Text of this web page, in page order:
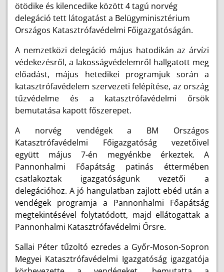
ötödike és kilencedike között 4 tagú norvég
delegáció tett látogatást a Belügyminisztérium
Országos Katasztrófavédelmi Főigazgatóságán.
A nemzetközi delegáció május hatodikán az árvízi
védekezésről, a lakosságvédelemről hallgatott meg
előadást, május hetedikei programjuk során a
katasztrófavédelem szervezeti felépítése, az ország
tűzvédelme és a katasztrófavédelmi őrsök
bemutatása kapott főszerepet.
A norvég vendégek a BM Országos
Katasztrófavédelmi Főigazgatóság vezetőivel
együtt május 7-én megyénkbe érkeztek. A
Pannonhalmi Főapátság patinás éttermében
csatlakoztak igazgatóságunk vezetői a
delegációhoz. A jó hangulatban zajlott ebéd után a
vendégek programja a Pannonhalmi Főapátság
megtekintésével folytatódott, majd ellátogattak a
Pannonhalmi Katasztrófavédelmi Őrsre.
Sallai Péter tűzoltó ezredes a Győr-Moson-Sopron
Megyei Katasztrófavédelmi Igazgatóság igazgatója